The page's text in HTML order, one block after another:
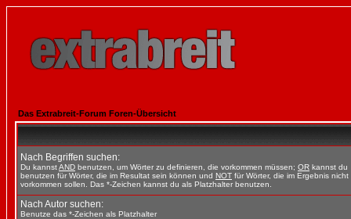
Das Extrabreit-Forum Foren-Übersicht
Nach Begriffen suchen:
Du kannstAND benutzen, um Wörter zu definieren, die vorkommen müssen; OR kannst du
benutzen für Wörter, die im Resultat sein können und NOT für Wörter, die im Ergebnis nicht
vorkommen sollen. Das *-Zeichen kannst du als Platzhalter benutzen.
Nach Autor suchen:
Benutze das *-Zeichen als Platzhalter